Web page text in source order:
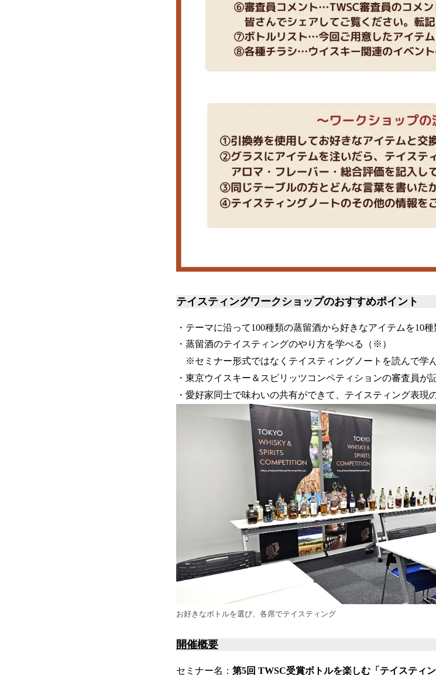
テイスティングワークショップのおすすめポイント
・テーマに沿って100種類の蒸留酒から好きなアイテムを10
・蒸留酒のテイスティングのやり方を学べる（※）
※セミナー形式ではなくテイスティングノートを読んで学
・東京ウイスキー＆スピリッツコンペティションの審査員が
・愛好家同士で味わいの共有ができて、テイスティング表現
お好きなボトルを選び、各席でテイスティング
開催概要
セミナー名： 第5回 TWSC受賞ボトルを楽しむ「テイスティ